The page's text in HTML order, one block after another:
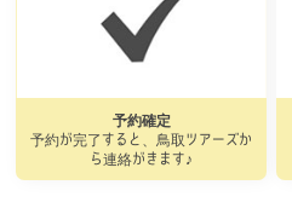
予約確定
予約が完了すると、鳥取ツアーズか
ら連絡がきます♪